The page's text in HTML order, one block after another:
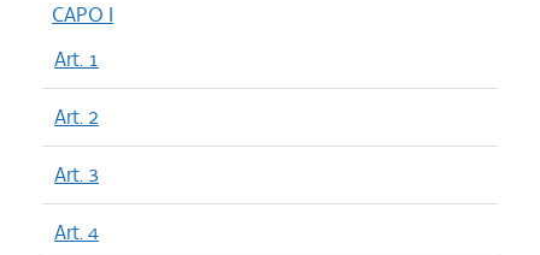
CAPO I
Art. 1
Art. 2
Art. 3
Art. 4